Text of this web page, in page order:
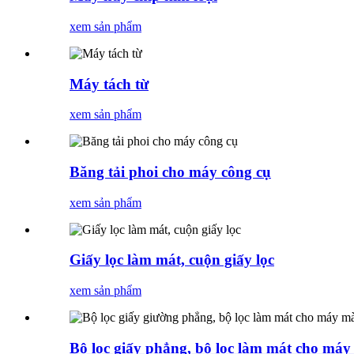
xem sản phẩm
Máy tách từ
xem sản phẩm
Băng tải phoi cho máy công cụ
xem sản phẩm
Giấy lọc làm mát, cuộn giấy lọc
xem sản phẩm
Bộ lọc giấy phẳng, bộ lọc làm mát cho máy